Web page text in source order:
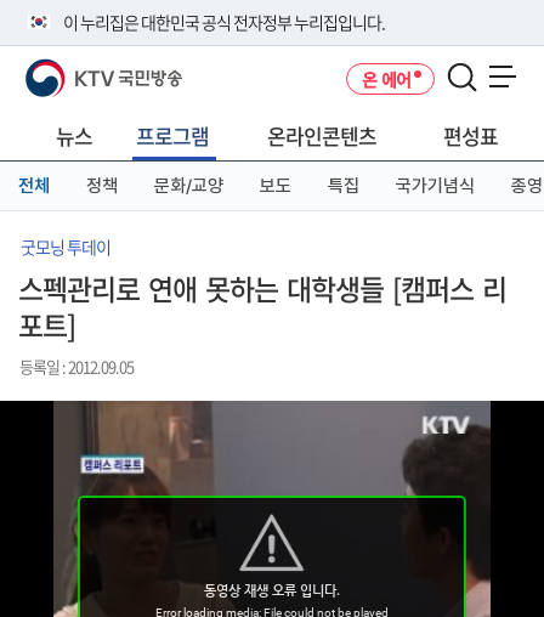
이 누리집은 대한민국 공식 전자정부 누리집입니다.
공식 누리집 주소 확인하기
니다.
이밖에 or.kr 또는 .kr등 다른 도메인 주소를 사용하고 있다면 아래 URL에
서 도메인 주소를 확인해 보세요
KTV 국민방송 온 에어
뉴스 프로그램 온라인콘텐츠 편성표
전체 정책 문화/교양 보도 특집 국가기념식 종영
굿모닝 투데이
스펙관리로 연애 못하는 대학생들 [캠퍼스 리
포트]
등록일 : 2012.09.05